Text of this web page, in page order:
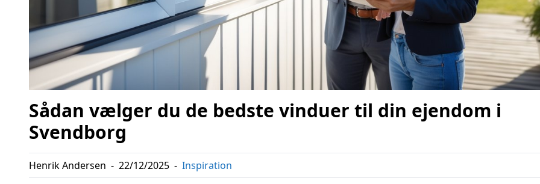
Sådan vælger du de bedste vinduer til din ejendom i
Svendborg
Henrik Andersen - 22/12/2025 - Inspiration